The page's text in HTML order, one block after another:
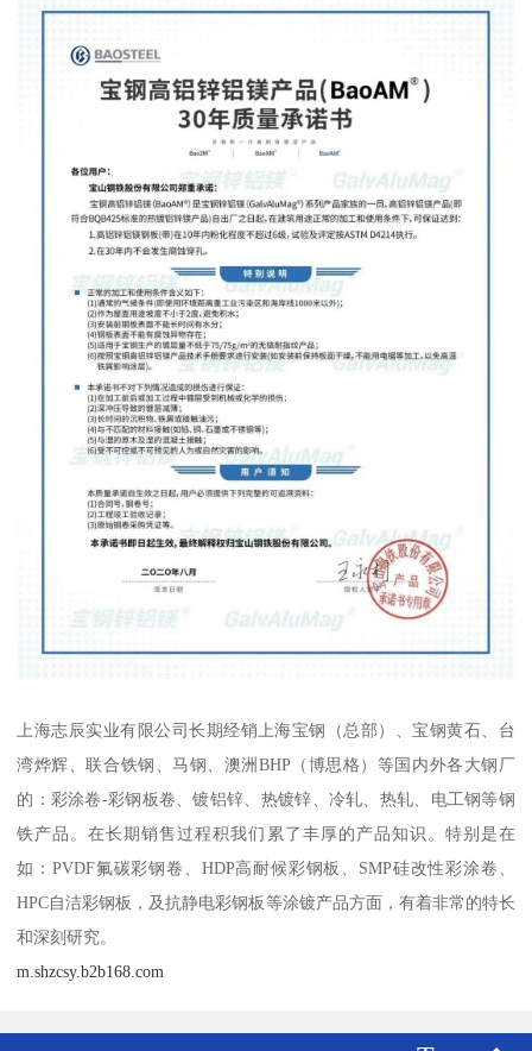
上海志辰实业有限公司长期经销上海宝钢（总部）、宝钢黄石、台
湾烨辉、联合铁钢、马钢、澳洲BHP（博思格）等国内外各大钢厂
的：彩涂卷-彩钢板卷、镀铝锌、热镀锌、冷轧、热轧、电工钢等钢
铁产品。在长期销售过程积我们累了丰厚的产品知识。特别是在
如：PVDF氟碳彩钢卷、HDP高耐候彩钢板、SMP硅改性彩涂卷、
HPC自洁彩钢板，及抗静电彩钢板等涂镀产品方面，有着非常的特长
和深刻研究。
m.shzcsy.b2b168.com